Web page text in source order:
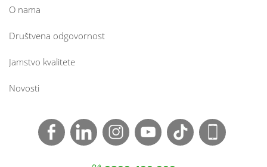
O nama
Društvena odgovornost
Jamstvo kvalitete
Novosti